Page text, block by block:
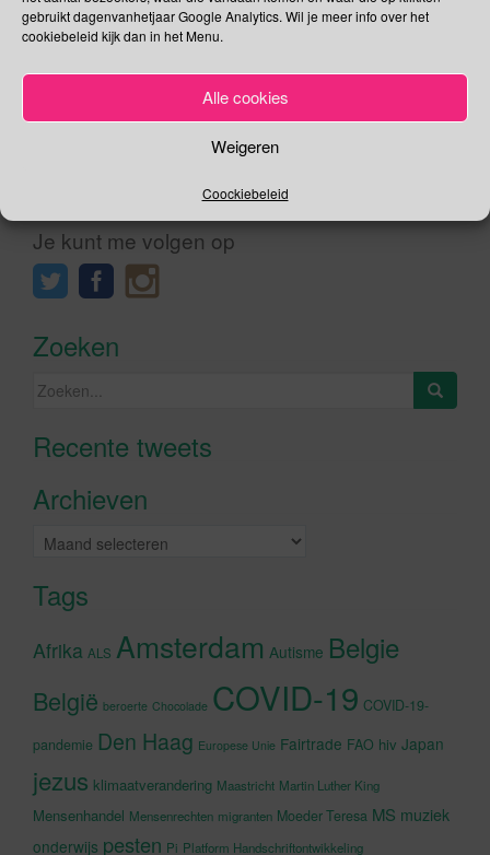
gebruikt dagenvanhetjaar Google Analytics. Wil je meer info over het
cookiebeleid kijk dan in het Menu.
Alle cookies
Weigeren
Coockiebeleid
Berichtnavigatie
Je kunt me volgen op
Zoeken
Zoeken
Recente tweetsKlik om marketing cookies te
Archieven
Archieven
Tags
Afrika ALS Amsterdam Autisme Belgie
België beroerte Chocolade COVID-19 COVID-19-
pandemie Den Haag Europese Unie Fairtrade FAO hiv Japan
jezus klimaatverandering Maastricht Martin Luther King
Mensenhandel Mensenrechten migranten Moeder Teresa MS muziek
onderwijs pesten Pi Platform Handschriftontwikkeling